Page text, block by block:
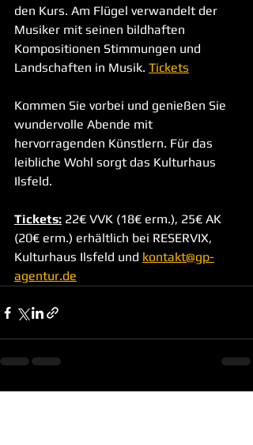
den Kurs. Am Flügel verwandelt der
Musiker mit seinen bildhaften
Kompositionen Stimmungen und
Landschaften in Musik. Tickets
Kommen Sie vorbei und genießen Sie
wundervolle Abende mit
hervorragenden Künstlern. Für das
leibliche Wohl sorgt das Kulturhaus
Ilsfeld.
Tickets: 22€ VVK (18€ erm.), 25€ AK
(20€ erm.) erhältlich bei RESERVIX,
Kulturhaus Ilsfeld und kontakt@gp-
agentur.de